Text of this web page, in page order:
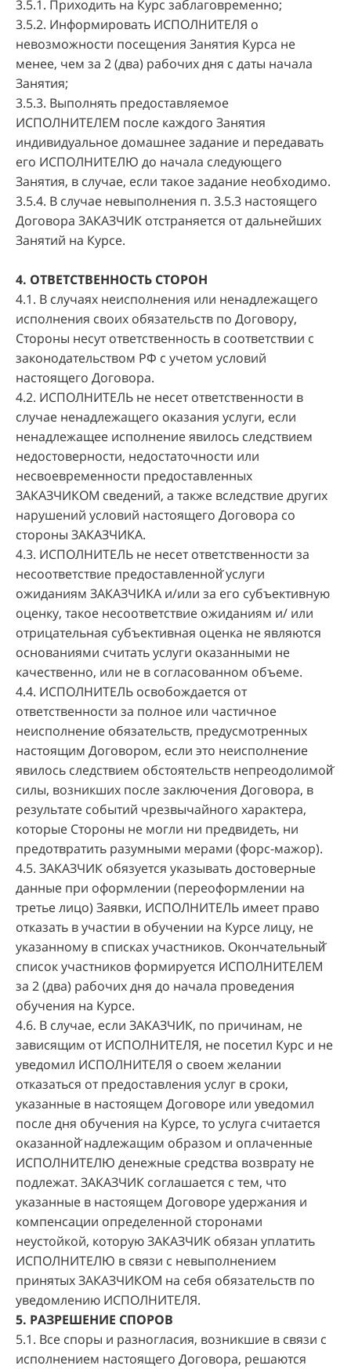
3.5.1. Приходить на Курс заблаговременно;
3.5.2. Информировать ИСПОЛНИТЕЛЯ о
невозможности посещения Занятия Курса не
менее, чем за 2 (два) рабочих дня с даты начала
Занятия;
3.5.3. Выполнять предоставляемое
ИСПОЛНИТЕЛЕМ после каждого Занятия
индивидуальное домашнее задание и передавать
его ИСПОЛНИТЕЛЮ до начала следующего
Занятия, в случае, если такое задание необходимо.
3.5.4. В случае невыполнения п. 3.5.3 настоящего
Договора ЗАКАЗЧИК отстраняется от дальнейших
Занятий на Курсе.
4. ОТВЕТСТВЕННОСТЬ СТОРОН
4.1. В случаях неисполнения или ненадлежащего
исполнения своих обязательств по Договору,
Стороны несут ответственность в соответствии с
законодательством РФ с учетом условий
настоящего Договора.
4.2. ИСПОЛНИТЕЛЬ не несет ответственности в
случае ненадлежащего оказания услуги, если
ненадлежащее исполнение явилось следствием
недостоверности, недостаточности или
несвоевременности предоставленных
ЗАКАЗЧИКОМ сведений, а также вследствие других
нарушений условий настоящего Договора со
стороны ЗАКАЗЧИКА.
4.3. ИСПОЛНИТЕЛЬ не несет ответственности за
несоответствие предоставленной̆ услуги
ожиданиям ЗАКАЗЧИКА и/или за его субъективную
оценку, такое несоответствие ожиданиям и/ или
отрицательная субъективная оценка не являются
основаниями считать услуги оказанными не
качественно, или не в согласованном объеме.
4.4. ИСПОЛНИТЕЛЬ освобождается от
ответственности за полное или частичное
неисполнение обязательств, предусмотренных
настоящим Договором, если это неисполнение
явилось следствием обстоятельств непреодолимой̆
силы, возникших после заключения Договора, в
результате событий чрезвычайного характера,
которые Стороны не могли ни предвидеть, ни
предотвратить разумными мерами (форс-мажор).
4.5. ЗАКАЗЧИК обязуется указывать достоверные
данные при оформлении (переоформлении на
третье лицо) Заявки, ИСПОЛНИТЕЛЬ имеет право
отказать в участии в обучении на Курсе лицу, не
указанному в списках участников. Окончательный̆
список участников формируется ИСПОЛНИТЕЛЕМ
за 2 (два) рабочих дня до начала проведения
обучения на Курсе.
4.6. В случае, если ЗАКАЗЧИК, по причинам, не
зависящим от ИСПОЛНИТЕЛЯ, не посетил Курс и не
уведомил ИСПОЛНИТЕЛЯ о своем желании
отказаться от предоставления услуг в сроки,
указанные в настоящем Договоре или уведомил
после дня обучения на Курсе, то услуга считается
оказанной̆ надлежащим образом и оплаченные
ИСПОЛНИТЕЛЮ денежные средства возврату не
подлежат. ЗАКАЗЧИК соглашается с тем, что
указанные в настоящем Договоре удержания и
компенсации определенной сторонами
неустойкой, которую ЗАКАЗЧИК обязан уплатить
ИСПОЛНИТЕЛЮ в связи с невыполнением
принятых ЗАКАЗЧИКОМ на себя обязательств по
уведомлению ИСПОЛНИТЕЛЯ.
5. РАЗРЕШЕНИЕ СПОРОВ
5.1. Все споры и разногласия, возникшие в связи с
исполнением настоящего Договора, решаются